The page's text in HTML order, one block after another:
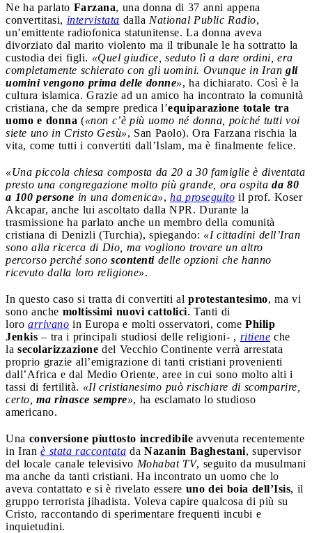
Ne ha parlato Farzana, una donna di 37 anni appena
convertitasi, intervistata dalla National Public Radio,
un’emittente radiofonica statunitense. La donna aveva
divorziato dal marito violento ma il tribunale le ha sottratto la
custodia dei figli. «Quel giudice, seduto lì a dare ordini, era
completamente schierato con gli uomini. Ovunque in Iran gli
uomini vengono prima delle donne», ha dichiarato. Così è la
cultura islamica. Grazie ad un amico ha incontrato la comunità
cristiana, che da sempre predica l’equiparazione totale tra
uomo e donna («non c’è più uomo né donna, poiché tutti voi
siete uno in Cristo Gesù», San Paolo). Ora Farzana rischia la
vita, come tutti i convertiti dall’Islam, ma è finalmente felice.
«Una piccola chiesa composta da 20 a 30 famiglie è diventata
presto una congregazione molto più grande, ora ospita da 80
a 100 persone in una domenica», ha proseguito il prof. Koser
Akcapar, anche lui ascoltato dalla NPR. Durante la
trasmissione ha parlato anche un membro della comunità
cristiana di Denizli (Turchia), spiegando: «I cittadini dell’Iran
sono alla ricerca di Dio, ma vogliono trovare un altro
percorso perché sono scontentidelle opzioni che hanno
ricevuto dalla loro religione».
In questo caso si tratta di convertiti al protestantesimo, ma vi
sono anche moltissimi nuovi cattolici. Tanti di
loro arrivano in Europa e molti osservatori, come Philip
Jenkis – tra i principali studiosi delle religioni- , ritiene che
la secolarizzazione del Vecchio Continente verrà arrestata
proprio grazie all’emigrazione di tanti cristiani provenienti
dall’Africa e dal Medio Oriente, aree in cui sono molto alti i
tassi di fertilità. «Il cristianesimo può rischiare di scomparire,
certo, ma rinasce sempre», ha esclamato lo studioso
americano.
Una conversione piuttosto incredibile avvenuta recentemente
in Iran è stata raccontata da Nazanin Baghestani, supervisor
del locale canale televisivo Mohabat TV, seguito da musulmani
ma anche da tanti cristiani. Ha incontrato un uomo che lo
aveva contattato e si è rivelato essere uno dei boia dell’Isis, il
gruppo terrorista jihadista. Voleva capire qualcosa di più su
Cristo, raccontando di sperimentare frequenti incubi e
inquietudini.